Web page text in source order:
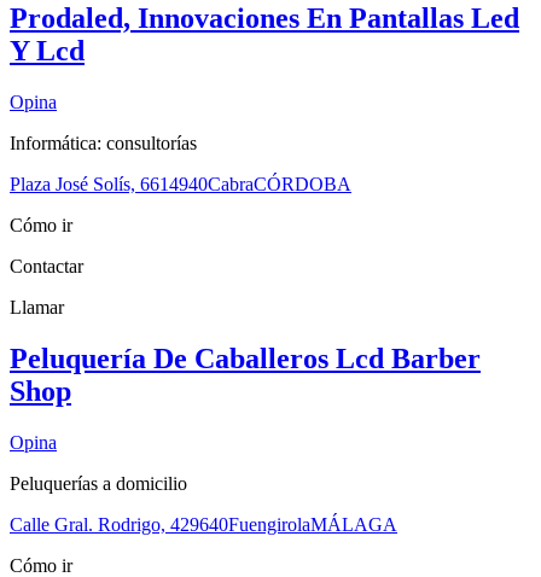
Prodaled, Innovaciones En Pantallas Led
Y Lcd
Opina
Informática: consultorías
Plaza José Solís, 6614940CabraCÓRDOBA
Cómo ir
Contactar
Llamar
Peluquería De Caballeros Lcd Barber
Shop
Opina
Peluquerías a domicilio
Calle Gral. Rodrigo, 429640FuengirolaMÁLAGA
Cómo ir